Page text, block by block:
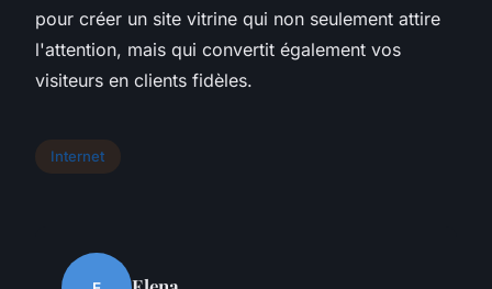
pour créer un site vitrine qui non seulement attire
l'attention, mais qui convertit également vos
visiteurs en clients fidèles.
Internet